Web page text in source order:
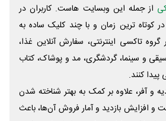
از جمله این وبسایت ‌هاست. کاربران در
کوتاه ترین زمان و با چند کلیک ساده به
تاکسی اینترنتی، سفارش آنلاین غذا،
و سینما، گردشگری، مد و پوشاک، کتاب
کنند.
و آفر، علاوه بر کمک به بهتر شناخته شدن
و افزایش بازدید و آمار فروش آن‌ها، باعث